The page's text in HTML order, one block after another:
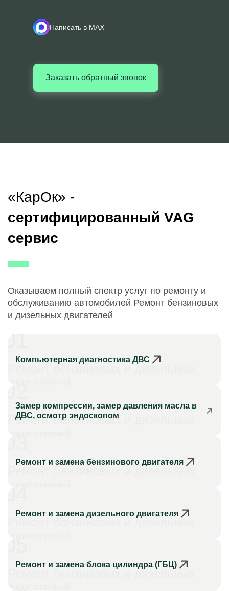
Написать в MAX
Заказать обратный звонок
«КарОк» -
сертифицированный VAG
сервис
Оказываем полный спектр услуг по ремонту и
обслуживанию автомобилей Ремонт бензиновых
и дизельных двигателей
Ремонт бензиновых и дизельных
Компьютерная диагностика ДВС
Ремонт бензиновых и дизельных
Замер компрессии, замер давления масла в
ДВС, осмотр эндоскопом
Ремонт бензиновых и дизельных
Ремонт и замена бензинового двигателя
Ремонт бензиновых и дизельных
Ремонт и замена дизельного двигателя
Ремонт бензиновых и дизельных
Ремонт и замена блока цилиндра (ГБЦ)